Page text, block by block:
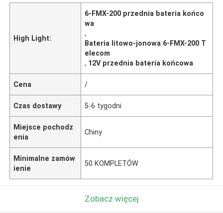
High Light:
6-FMX-200 przednia bateria końco
wa
,
Bateria litowo-jonowa 6-FMX-200 T
elecom
, 12V przednia bateria końcowa
Cena /
Czas dostawy 5-6 tygodni
Miejsce pochodz
enia
Chiny
Minimalne zamów
ienie
50 KOMPLETÓW
Zobacz więcej